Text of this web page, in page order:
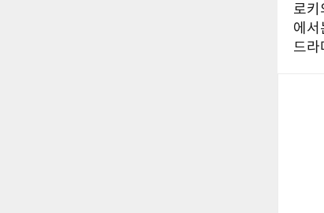
로키
에서
드라